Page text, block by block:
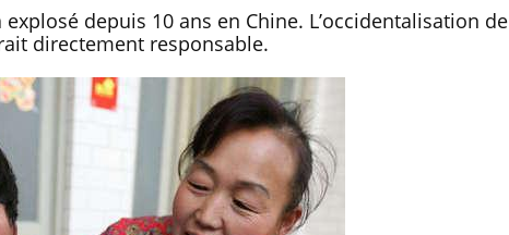
depuis 10 ans en Chine. L’occidentalisation de
directement responsable.